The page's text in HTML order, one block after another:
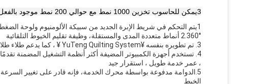
3يمكن للحاسوب تخزين 1000 نمط مع حوالي 200 نمط موجود بالفعل، ولديه وظيفة تحرير النمط.
1يتم التحكم في شريط الإبرة الجديد من سبيكة الألومنيوم ولوحة الضغط بواسطة جهاز دوار التأرجح دون كامي تجنب التشحيم وتسخير المواد
2.360° أنماط متعددة المدى والمستقلة، وظيفة تقليم الخيوط التلقائية
3. تم تطويره بنفسه ¥YuTeng Quilting System ¥ ، كما يدعم طلاء طلاء ملف تنسيق DST الرئيسي ، سهل التشغيل.
4. تستخدم أجهزة الكمبيوتر المضيفة أكثر أنظمة التشغيل المضمنة
، عمر خدمة طويل ، استقرار جيد
5.الدوامة مدفوعة بواسطة محرك الخدمة، فإنه قادر على تغيير
الخيط